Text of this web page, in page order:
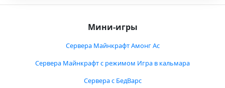
Мини-игры
Сервера Майнкрафт Амонг Ас
Сервера Майнкрафт с режимом Игра в кальмара
Сервера с БедВарс